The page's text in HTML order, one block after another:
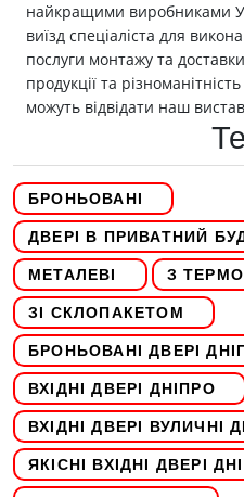
найкращими виробниками
виїзд спеціаліста для
послуги монтажу та
продукції та
можуть відвідати наш
БРОНЬОВАНІ
ДВЕРІ В ПРИВАТНИЙ
МЕТАЛЕВІ З
ЗІ СКЛОПАКЕТОМ
БРОНЬОВАНІ ДВЕРІ
ВХІДНІ ДВЕРІ ДНІПРО
ВХІДНІ ДВЕРІ ВУЛИЧНІ
ЯКІСНІ ВХІДНІ ДВЕРІ